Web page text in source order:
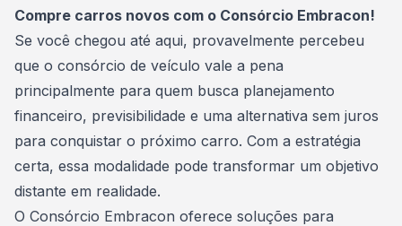
Compre carros novos com o Consórcio Embracon!
Se você chegou até aqui, provavelmente percebeu
que o consórcio de veículo vale a pena
principalmente para quem busca planejamento
financeiro, previsibilidade e uma alternativa sem juros
para conquistar o próximo carro. Com a estratégia
certa, essa modalidade pode transformar um objetivo
distante em realidade.
O Consórcio Embracon oferece soluções para